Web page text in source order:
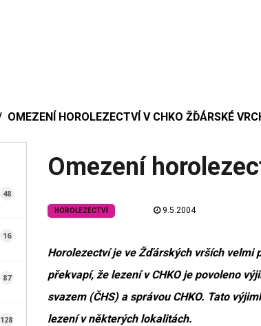
OMEZENÍ HOROLEZECTVÍ V CHKO ŽĎÁRSKÉ
48
16
87
128
Omezení
HOROLEZECTVÍ 9.5.2004
Horolezectví je ve Žďárských vrších velmi
překvapí, že lezení v CHKO je povoleno
svazem (ČHS) a správou CHKO. Tato
lezení v některých lokalitách.